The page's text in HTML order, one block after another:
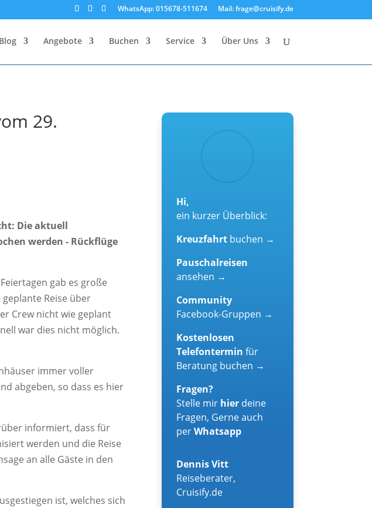
WhatsApp: 015678-511674 Mail: frage@cruisify.de
Blog Angebote Buchen Service Über Uns
29.
Die aktuell
werden - Rückflüge
gab es große
geplante Reise über
Crew nicht wie geplant
war dies nicht möglich.
immer voller
abgeben, so dass es hier
informiert, dass für
werden und die Reise
an alle Gäste in den
ist, welches sich
Hi,
ein kurzer Überblick:
Kreuzfahrt buchen →
Pauschalreisen
ansehen →
Community
Facebook-Gruppen →
Kostenlosen
Telefonterminfür
Beratung buchen →
Fragen?
Stelle mir hier deine
Fragen, Gerne auch
perWhatsapp
Dennis Vitt
Reiseberater,
Cruisify.de